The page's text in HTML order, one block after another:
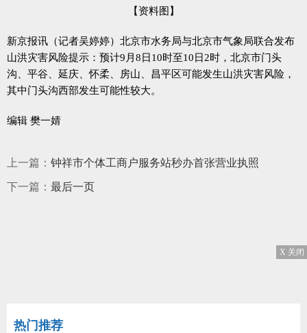
【资料图】
新京报讯（记者吴婷婷）北京市水务局与北京市气象局联合发布
山洪灾害风险提示：预计9月8日10时至10日2时，北京市门头
沟、平谷、延庆、怀柔、房山、昌平区可能发生山洪灾害风险，
其中门头沟西部发生可能性较大。
编辑 樊一婧
上一篇： 钟祥市个体工商户服务站秒办首张营业执照
下一篇： 最后一页
X 关闭
热门推荐